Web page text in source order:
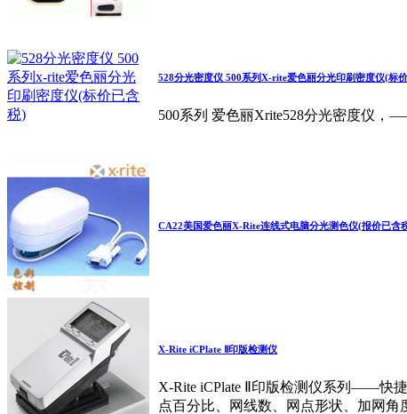
528分光密度仪 500系列X-rite爱色丽分光印刷密度仪(标
500系列 爱色丽Xrite528分光密度仪，
CA22美国爱色丽X-Rite连线式电脑分光测色仪(报价已含
X-Rite iCPlate Ⅱ印版检测仪
X-Rite iCPlate Ⅱ印版检测仪系列——快
点百分比、网线数、网点形状、加网角